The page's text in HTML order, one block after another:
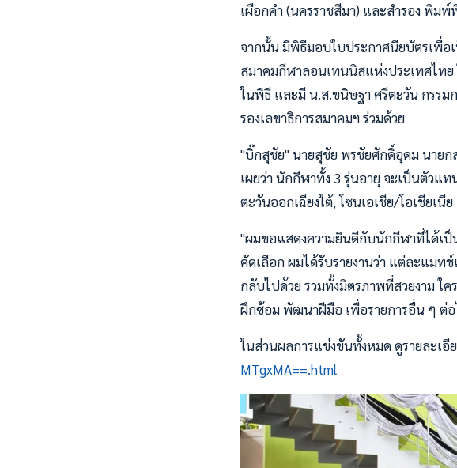
เผือกคำ (นครราชสีมา) และสำรอง พิม
จากนั้น มีพิธีมอบใบประกาศนียบัตรเพื่อ
สมาคมกีฬาลอนเทนนิสแห่งประเทศไท
ในพิธี และมี น.ส.ขนิษฐา ศรีตะวัน กรร
รองเลขาธิการสมาคมฯ ร่วมด้วย
"บิ๊กสุชัย" นายสุชัย พรชัยศักดิ์อุดม นาย
เผยว่า นักกีฬาทั้ง 3 รุ่นอายุ จะเป็นตัวแ
ตะวันออกเฉียงใต้, โซนเอเชีย/โอเชียเ
"ผมขอแสดงความยินดีกับนักกีฬาที่ได้เป็
คัดเลือก ผมได้รับรายงานว่า แต่ละแมท
กลับไปด้วย รวมทั้งมิตรภาพที่สวยงาม
ฝึกซ้อม พัฒนาฝีมือ เพื่อรายการอื่น ๆ ต่
ในส่วนผลการแข่งขันทั้งหมด ดูรายละเอี
MTgxMA==.html